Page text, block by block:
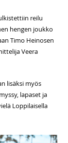
reilu
hengen joukko
Timo Heinosen
Veera
lisäksi myös
lapaset ja
Loppilaisella